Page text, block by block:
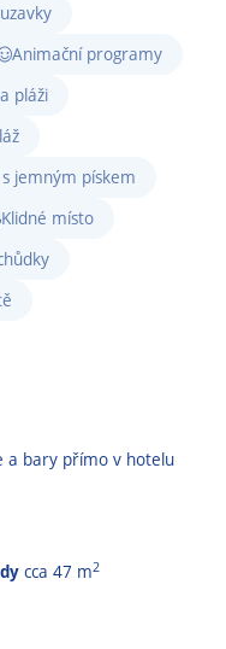
Animační programy
pláži
s jemným pískem
Klidné místo
a bary přímo v hotelu
cca 47 m2